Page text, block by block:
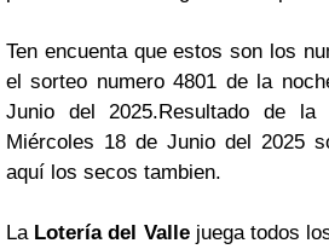
Ten encuenta que estos son los
el sorteo numero 4801 de la
Junio del 2025.Resultado de
Miércoles 18 de Junio del 2025
aquí los secos tambien.
La Lotería del Vallejuega todos